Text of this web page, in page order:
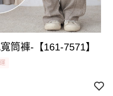
筒褲-【161-7571】